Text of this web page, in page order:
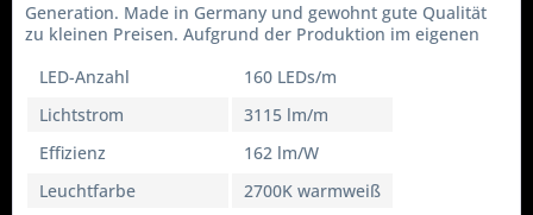
Generation. Made in Germany und gewohnt gute Qualität
zu kleinen Preisen. Aufgrund der Produktion im eigenen
LED-Anzahl
160 LEDs/m
Lichtstrom
3115 lm/m
Effizienz
162 lm/W
Leuchtfarbe
2700K warmweiß